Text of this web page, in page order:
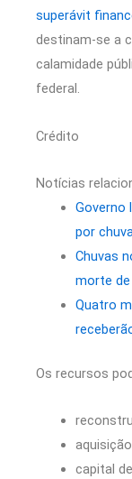
superávit
destinam-se a
calamidade
federal.
Crédito
Notícias
Governo
por
Chuvas
morte
Quatro
Os recursos
capital